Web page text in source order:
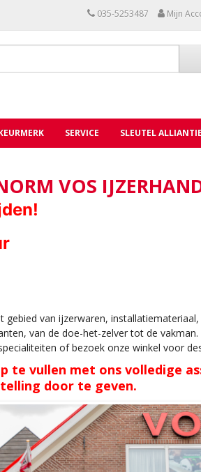
035-5253487 Mijn
SERVICE SLEUTEL
VOS
van ijzerwaren,
van de doe-het-zelver tot de
of bezoek onze winkel voor
te vullen met ons volledige
door te geven.